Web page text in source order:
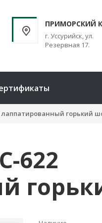
ПРИМОРСКИЙ
г. Уссурийск, ул.
Резервная 17.
лаппатированный горький
622